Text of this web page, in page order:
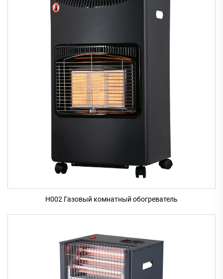
H002 Газовый комнатный обогреватель